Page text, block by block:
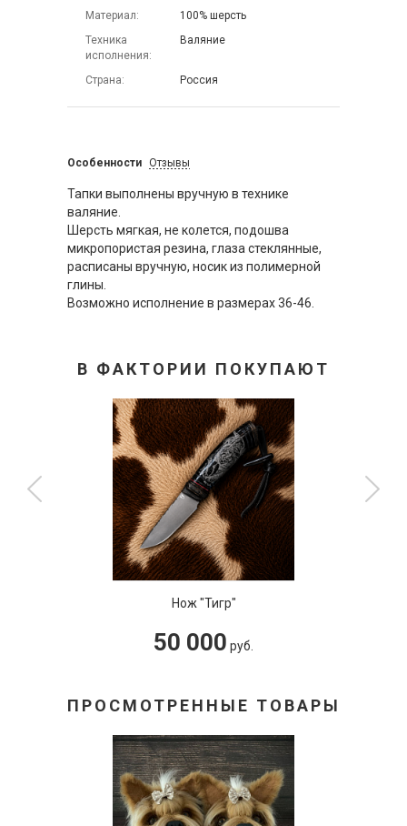
Материал
100% шерсть
Техника
исполнения
Валяние
Страна Россия
Особенности Отзывы
Тапки выполнены вручную в технике
валяние.
Шерсть мягкая, не колется, подошва
микропористая резина, глаза стеклянные,
расписаны вручную, носик из полимерной
глины.
Возможно исполнение в размерах 36-46.
В ФАКТОРИИ ПОКУПАЮТ
Нож "Тигр"
50 000 руб.
ПРОСМОТРЕННЫЕ ТОВАРЫ